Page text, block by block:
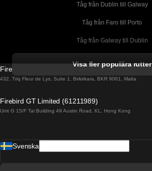
Tåg från Dublin till Galway
Tåg från Faro till Porto
Tåg från Galway till Dublin
Tåg från Porto till Faro
Tåg från Barcelona till Madrid
Visa fler populära rutter
Firebird GT Limited (OC 1451)
432, Triq Fleur de Lys, Suite 1, Birkirkara, BKR 9061, Malta
Firebird GT Limited (61211989)
Unit G 15/F Tal Building 49 Austin Road, KL, Hong Kong
Svenska